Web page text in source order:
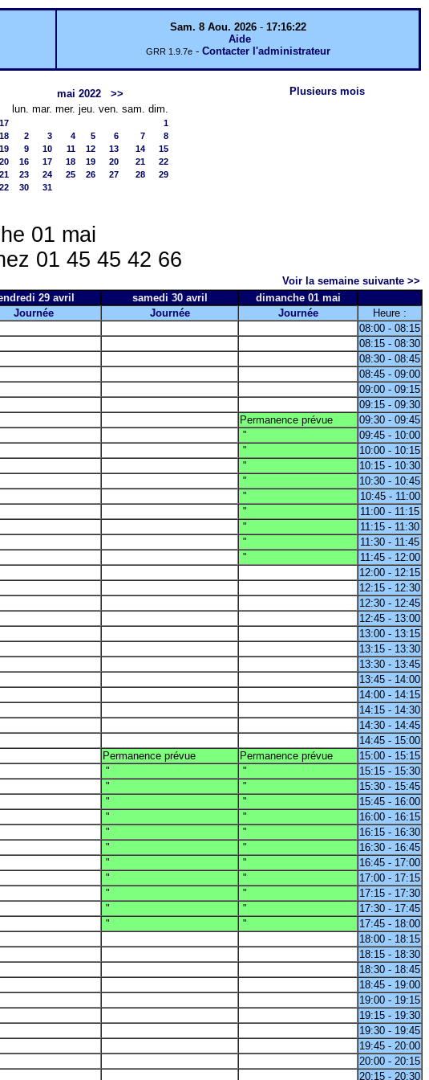
Sam. 8 Aou. 2026- 17:16:22
Aide
GRR 1.9.7e- Contacter l'administrateur
mai 2022
>>
lun. mar. mer. jeu. ven. sam. dim.
1
2 3 4 5 6 7
8
9 10 11 12 13 14
15
16 17 18 19 20 21
22
23 24 25 26 27 28
29
30 31
Plusieurs mois
01 mai
01 45 45 42 66
Voir la semaine suivante >>
29 avril samedi 30 avril
dimanche 01 mai
Journée Journée Journée
Heure :
08:00 - 08:15
08:15 - 08:30
08:30 - 08:45
08:45 - 09:00
09:00 - 09:15
09:15 - 09:30
Permanence prévue
09:30 - 09:45
"
09:45 - 10:00
"
10:00 - 10:15
"
10:15 - 10:30
"
10:30 - 10:45
"
10:45 - 11:00
"
11:00 - 11:15
"
11:15 - 11:30
"
11:30 - 11:45
"
11:45 - 12:00
12:00 - 12:15
12:15 - 12:30
12:30 - 12:45
12:45 - 13:00
13:00 - 13:15
13:15 - 13:30
13:30 - 13:45
13:45 - 14:00
14:00 - 14:15
14:15 - 14:30
14:30 - 14:45
14:45 - 15:00
Permanence prévue Permanence prévue
15:00 - 15:15
" "
15:15 - 15:30
" "
15:30 - 15:45
" "
15:45 - 16:00
" "
16:00 - 16:15
" "
16:15 - 16:30
" "
16:30 - 16:45
" "
16:45 - 17:00
" "
17:00 - 17:15
" "
17:15 - 17:30
" "
17:30 - 17:45
" "
17:45 - 18:00
18:00 - 18:15
18:15 - 18:30
18:30 - 18:45
18:45 - 19:00
19:00 - 19:15
19:15 - 19:30
19:30 - 19:45
19:45 - 20:00
20:00 - 20:15
20:15 - 20:30